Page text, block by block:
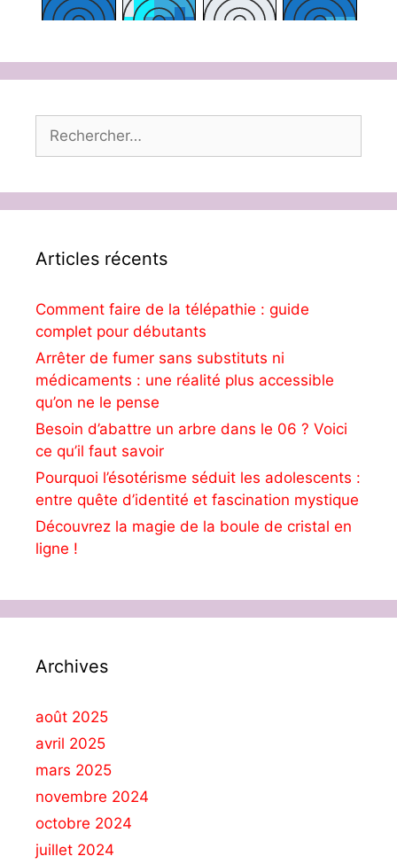
Rechercher :
Articles récents
Comment faire de la télépathie : guide
complet pour débutants
Arrêter de fumer sans substituts ni
médicaments : une réalité plus accessible
qu’on ne le pense
Besoin d’abattre un arbre dans le 06 ? Voici
ce qu’il faut savoir
Pourquoi l’ésotérisme séduit les adolescents :
entre quête d’identité et fascination mystique
Découvrez la magie de la boule de cristal en
ligne !
Archives
août 2025
avril 2025
mars 2025
novembre 2024
octobre 2024
juillet 2024